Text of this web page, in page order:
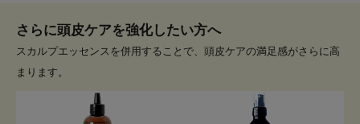
さらに頭皮ケアを強化したい方へ
スカルプエッセンスを併用することで、頭皮ケアの満足感がさらに高
まります。